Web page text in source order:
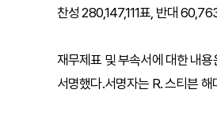
찬성 280,147,111표, 반대
재무제표 및 부속서에 대한 내
서명했다.서명자는 R. 스티븐